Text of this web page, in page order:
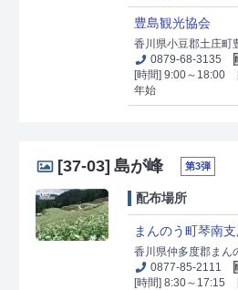
豊島観光協会
香川県小豆郡土庄町
0879-68-3135
[時間] 9:00～18:00
年始
[37-03] 島が峰 第3弾
配布場所
まんのう町琴南
香川県仲多度郡まん
0877-85-2111
[時間] 8:30～17:15